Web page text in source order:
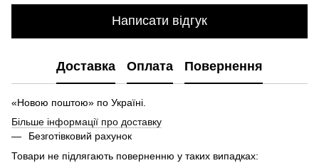
Написати відгук
Доставка Оплата Повернення
«Новою поштою» по Україні.
Більше інформації про доставку
Безготівковий рахунок
Товари не підлягають поверненню у таких випадках: